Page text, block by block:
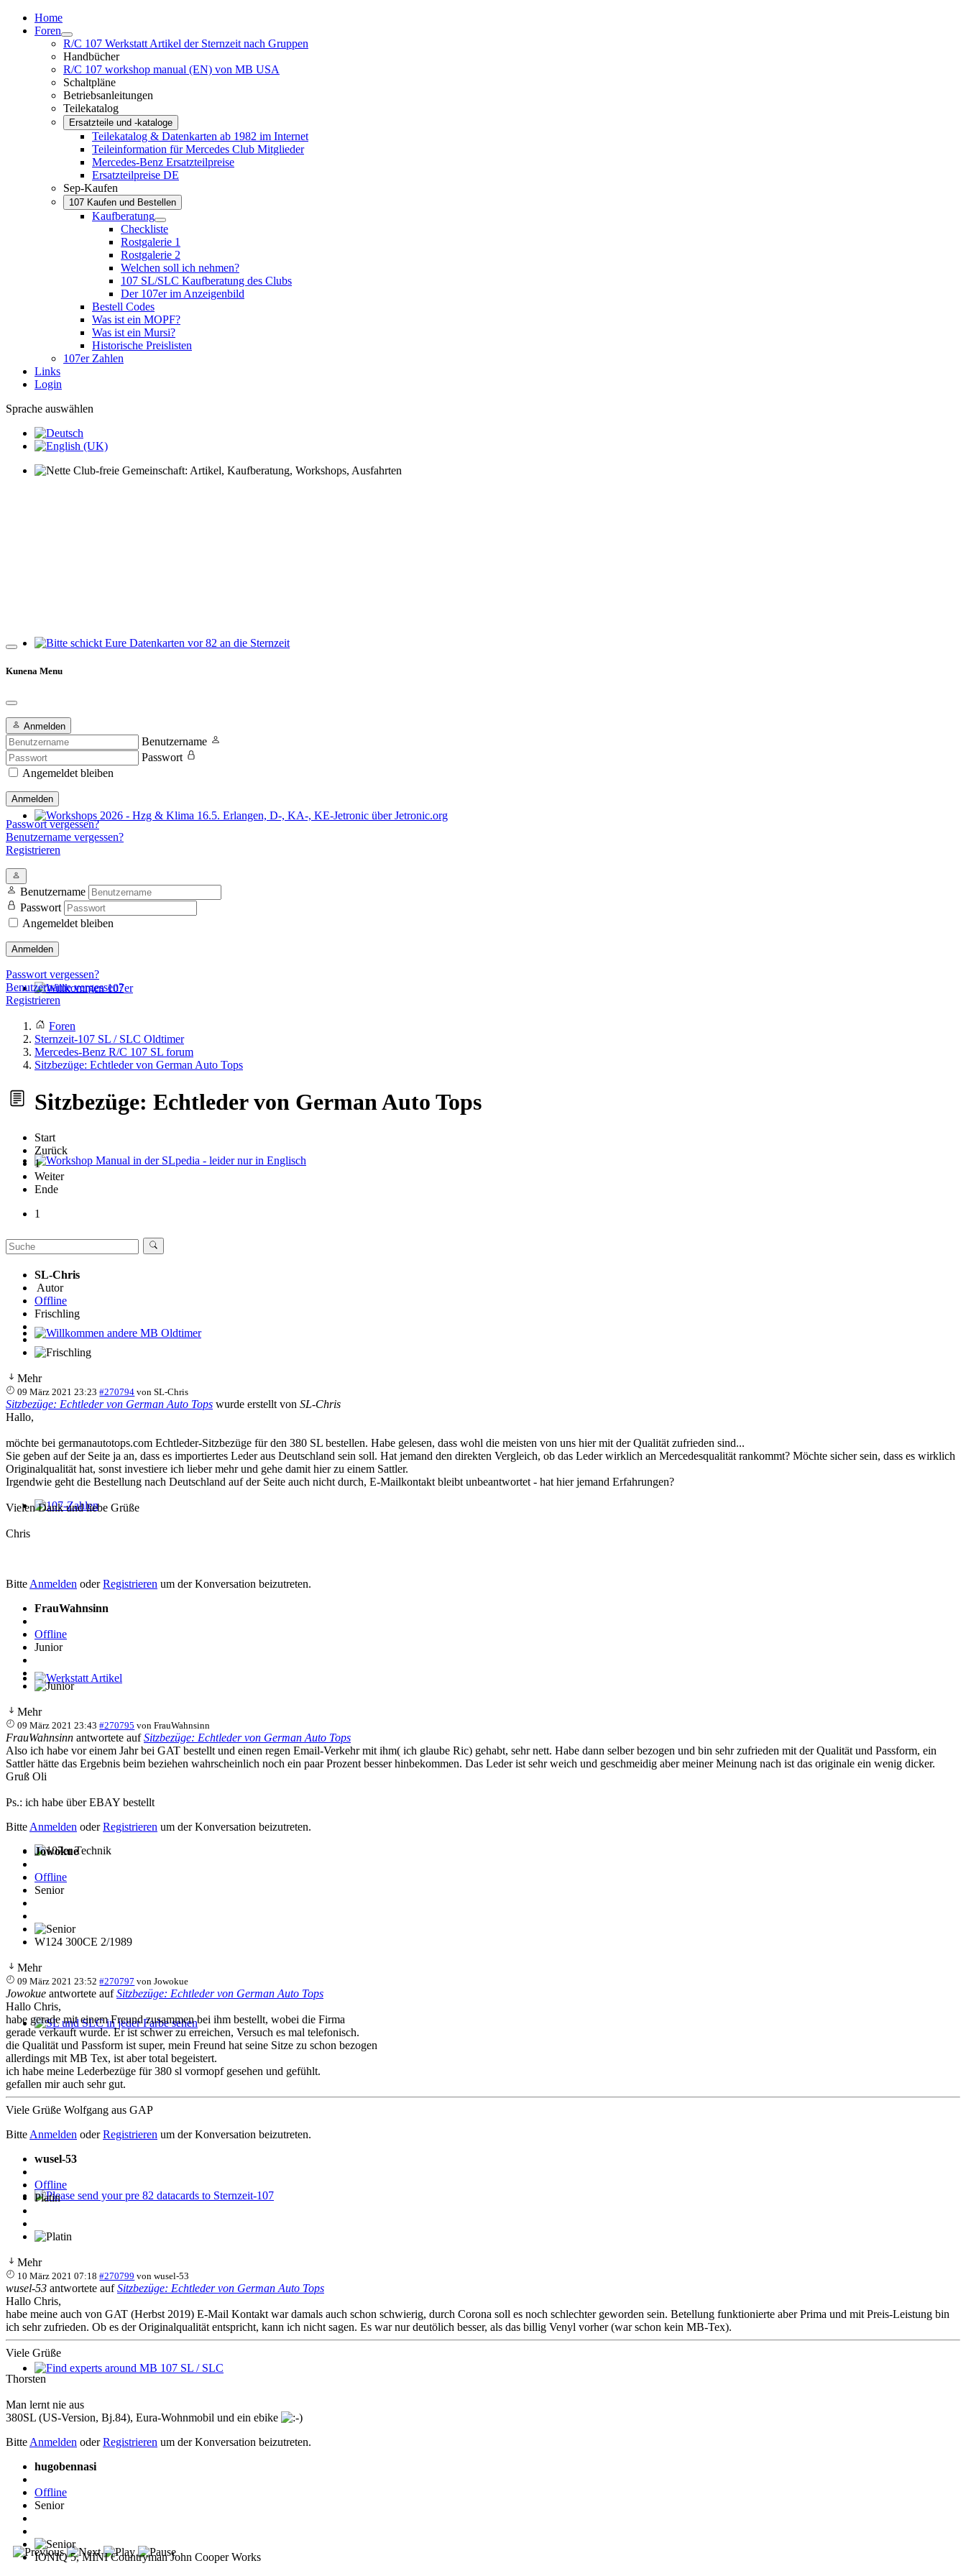
Home
Foren
R/C 107 Werkstatt Artikel der Sternzeit nach Gruppen
Handbücher
R/C 107 workshop manual (EN) von MB USA
Schaltpläne
Betriebsanleitungen
Teilekatalog
Ersatzteile und -kataloge
Teilekatalog & Datenkarten ab 1982 im Internet
Teileinformation für Mercedes Club Mitglieder
Mercedes-Benz Ersatzteilpreise
Ersatzteilpreise DE
Sep-Kaufen
107 Kaufen und Bestellen
Kaufberatung
Checkliste
Rostgalerie 1
Rostgalerie 2
Welchen soll ich nehmen?
107 SL/SLC Kaufberatung des Clubs
Der 107er im Anzeigenbild
Bestell Codes
Was ist ein MOPF?
Was ist ein Mursi?
Historische Preislisten
107er Zahlen
Links
Login
Sprache auswählen
Workshops 2026 - Hzg & Klima 16.5. Erlangen, D-, KA-, KE-Jetronic über Jetronic.org
Willkommen 107er
Workshop Manual in der SLpedia - leider nur in Englisch
Willkommen andere MB Oldtimer
Werkstatt Artikel
SL und SLC in jeder Farbe sehen
Find experts around MB 107 SL / SLC
Kunena Menu
Anmelden
Benutzername
Passwort
Angemeldet bleiben
Anmelden
Passwort vergessen?
Benutzername vergessen?
Registrieren
Benutzername
Passwort
Angemeldet bleiben
Anmelden
Passwort vergessen?
Benutzername vergessen?
Registrieren
Foren
Sternzeit-107 SL / SLC Oldtimer
Mercedes-Benz R/C 107 SL forum
Sitzbezüge: Echtleder von German Auto Tops
Sitzbezüge: Echtleder von German Auto Tops
Start
Zurück
1
Weiter
Ende
1
SL-Chris
Autor
Offline
Frischling
Mehr
09 März 2021 23:23 #270794 vonSL-Chris
Sitzbezüge: Echtleder von German Auto Tops wurde erstellt von SL-Chris
Hallo,
möchte bei germanautotops.com Echtleder-Sitzbezüge für den 380 SL bestellen. Habe gelesen, dass wohl die meisten von uns hier mit der Qualität zufrieden sind...
Sie geben auf der Seite ja an, dass es importiertes Leder aus Deutschland sein soll. Hat jemand den direkten Vergleich, ob das Leder wirklich an Mercedesqualität rankommt? Möchte sicher sein, dass es wirklich
Originalqualität hat, sonst investiere ich lieber mehr und gehe damit hier zu einem Sattler.
Irgendwie geht die Bestellung nach Deutschland auf der Seite auch nicht durch, E-Mailkontakt bleibt unbeantwortet - hat hier jemand Erfahrungen?
Vielen Dank und liebe Grüße
Chris
Bitte Anmelden oderRegistrieren um der Konversation beizutreten.
FrauWahnsinn
Offline
Junior
Mehr
09 März 2021 23:43 #270795 vonFrauWahnsinn
FrauWahnsinn antwortete aufSitzbezüge: Echtleder von German Auto Tops
Also ich habe vor einem Jahr bei GAT bestellt und einen regen Email-Verkehr mit ihm( ich glaube Ric) gehabt, sehr nett. Habe dann selber bezogen und bin sehr zufrieden mit der Qualität und Passform, ein
Sattler hätte das Ergebnis beim beziehen wahrscheinlich noch ein paar Prozent besser hinbekommen. Das Leder ist sehr weich und geschmeidig aber meiner Meinung nach ist das originale ein wenig dicker.
Gruß Oli
Ps.: ich habe über EBAY bestellt
Bitte Anmelden oderRegistrieren um der Konversation beizutreten.
Jowokue
Offline
Senior
W124 300CE 2/1989
Mehr
09 März 2021 23:52 #270797 vonJowokue
Jowokue antwortete aufSitzbezüge: Echtleder von German Auto Tops
Hallo Chris,
habe gerade mit einem Freund zusammen bei ihm bestellt, wobei die Firma
gerade verkauft wurde. Er ist schwer zu erreichen, Versuch es mal telefonisch.
die Qualität und Passform ist super, mein Freund hat seine Sitze zu schon bezogen
allerdings mit MB Tex, ist aber total begeistert.
ich habe meine Lederbezüge für 380 sl vormopf gesehen und gefühlt.
gefallen mir auch sehr gut.
Viele Grüße Wolfgang aus GAP
Bitte Anmelden oderRegistrieren um der Konversation beizutreten.
wusel-53
Offline
Platin
Mehr
10 März 2021 07:18 #270799 vonwusel-53
wusel-53 antwortete aufSitzbezüge: Echtleder von German Auto Tops
Hallo Chris,
habe meine auch von GAT (Herbst 2019) E-Mail Kontakt war damals auch schon schwierig, durch Corona soll es noch schlechter geworden sein. Betellung funktionierte aber Prima und mit Preis-Leistung bin
ich sehr zufrieden. Ob es der Originalqualität entspricht, kann ich nicht sagen. Es war nur deutölich besser, als das billig Venyl vorher (war schon kein MB-Tex).
Viele Grüße
Thorsten
Man lernt nie aus
380SL (US-Version, Bj.84), Eura-Wohnmobil und ein ebike
Bitte Anmelden oderRegistrieren um der Konversation beizutreten.
hugobennasi
Offline
Senior
IONIQ 5, MINI Countryman John Cooper Works